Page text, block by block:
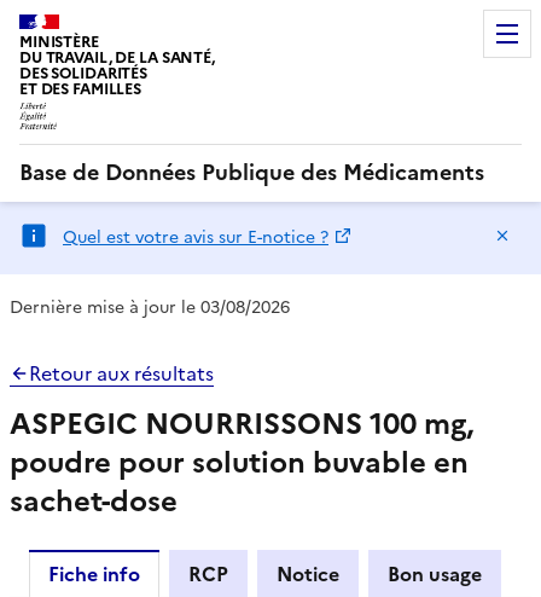
MINISTÈRE
DU TRAVAIL, DE LA SANTÉ,
DES SOLIDARITÉS
ET DES FAMILLES
Base de Données Publique des Médicaments
Quel est votre avis sur E-notice ?
Dernière mise à jour le 03/08/2026
Retour aux résultats
ASPEGIC NOURRISSONS 100 mg,
poudre pour solution buvable en
sachet-dose
Fiche info RCP Notice
Bon usage